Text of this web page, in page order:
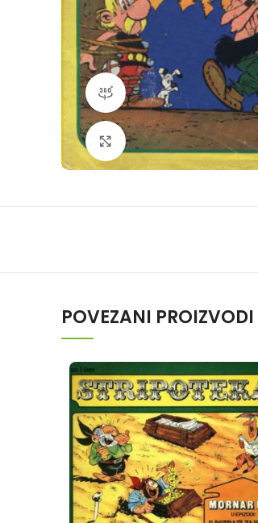
360 product view
Klikni da povečaš
POVEZANI PROIZVODI